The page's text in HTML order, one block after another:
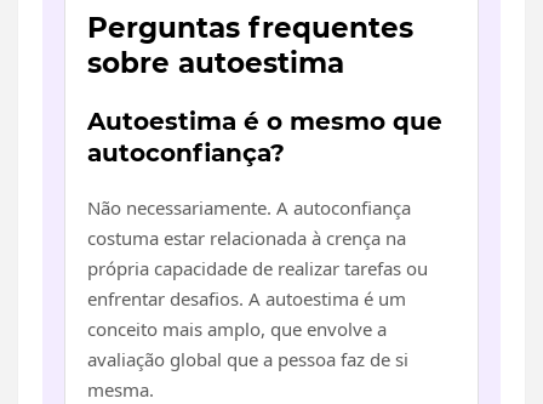
Perguntas frequentes
sobre autoestima
Autoestima é o mesmo que
autoconfiança?
Não necessariamente. A autoconfiança
costuma estar relacionada à crença na
própria capacidade de realizar tarefas ou
enfrentar desafios. A autoestima é um
conceito mais amplo, que envolve a
avaliação global que a pessoa faz de si
mesma.